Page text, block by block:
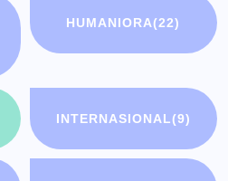
HUMANIORA(22)
INTERNASIONAL(9)